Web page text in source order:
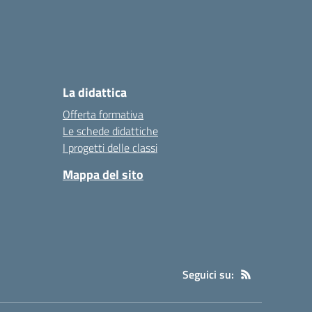
La didattica
Offerta formativa
Le schede didattiche
I progetti delle classi
Mappa del sito
Seguici su: